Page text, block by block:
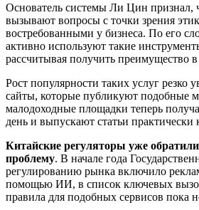
Основатель системы Ли Цин признал,
вызывают вопросы с точки зрения
востребованными у бизнеса. По его
активно используют такие
рассчитывая получить преимущество
Рост популярности таких услуг резко
сайты, которые публикуют подобные
малодоходные площадки теперь
день и выпускают статьи
Китайские регуляторы уже
проблему. В начале года
регулированию рынка включило
помощью ИИ, в список ключевых
правила для подобных сервисов пока